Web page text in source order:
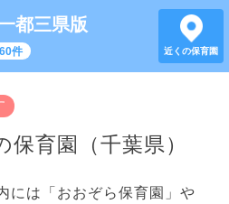
都三県版
件 近くの保育園
育園（千葉県）
には「おおぞら保育園」や